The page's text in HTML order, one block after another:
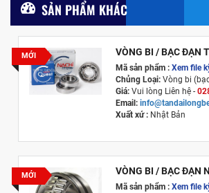
SẢN PHẨM KHÁC
MỚI VÒNG BI / BẠC ĐẠN
Mã sản phẩm : Xem file
Chủng Loại: Vòng bi
Giá:Vui lòng Liên hệ -
Email:
Xuất xứ :Nhật Bản
MỚI VÒNG BI / BẠC ĐẠN
Mã sản phẩm : Xem file